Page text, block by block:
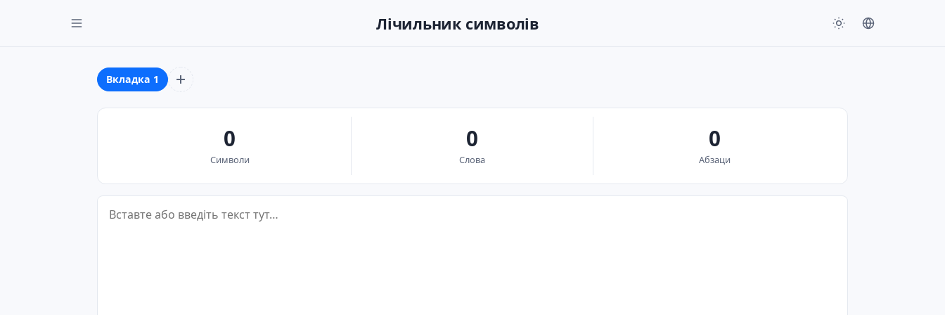
Лічильник символів
Вкладка 1
0
Символи
0
Слова
0
Абзаци
Текст